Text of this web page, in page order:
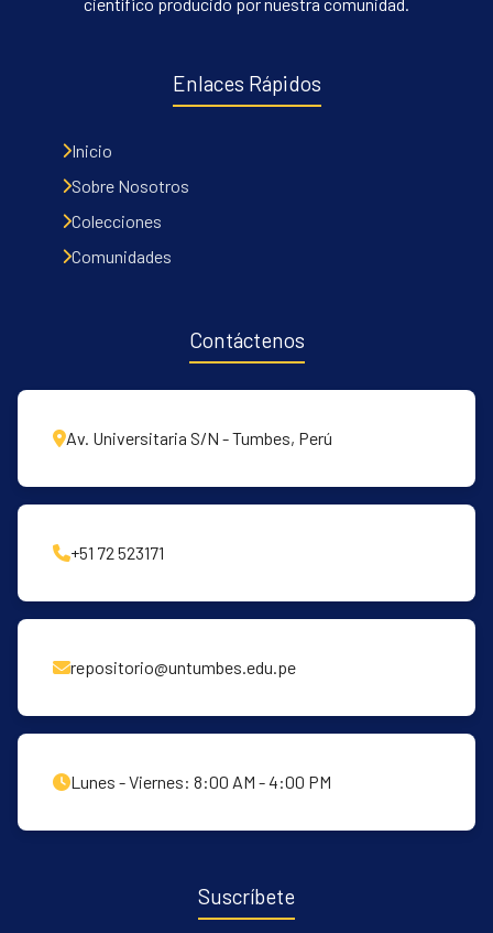
Enlaces Rápidos
Inicio
Sobre Nosotros
Colecciones
Comunidades
Contáctenos
Av. Universitaria S/N - Tumbes, Perú
+51 72 523171
repositorio@untumbes.edu.pe
Lunes - Viernes: 8:00 AM - 4:00 PM
Suscríbete